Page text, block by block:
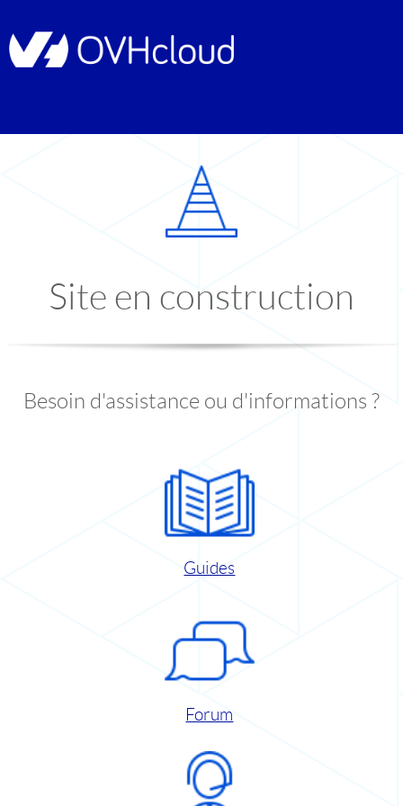
Site en construction
Besoin d'assistance ou d'informations ?
Guides
Forum